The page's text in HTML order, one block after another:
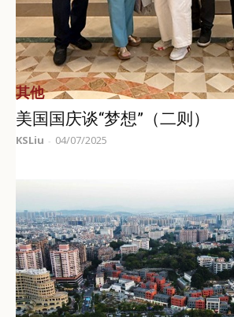
其他
美国国庆谈“梦想”（二则）
KSLiu - 04/07/2025